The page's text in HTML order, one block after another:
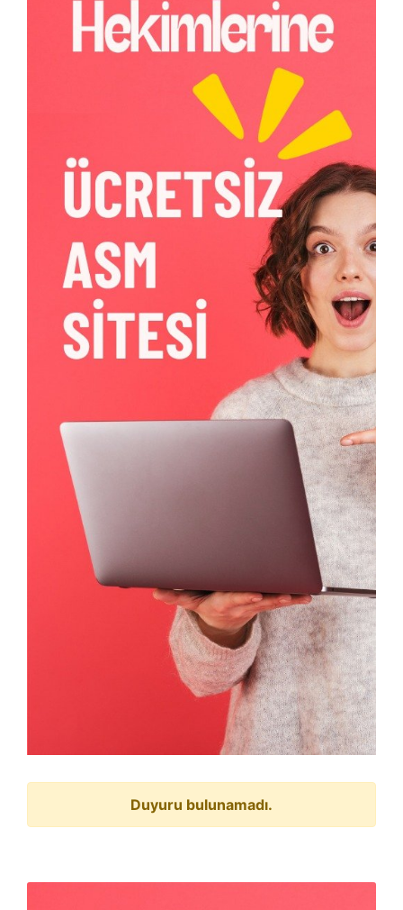
Duyuru bulunamadı.